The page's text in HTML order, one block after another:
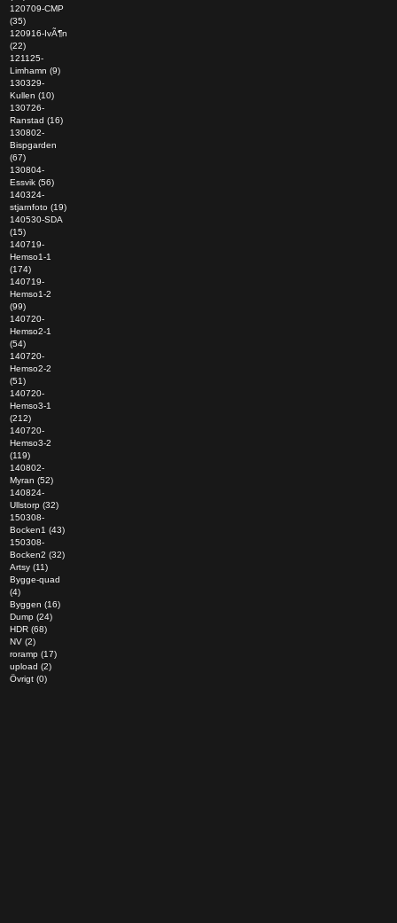
120709-CMP
(35)
120916-IvÃ¶n
(22)
121125-
Limhamn (9)
130329-
Kullen (10)
130726-
Ranstad (16)
130802-
Bispgarden
(67)
130804-
Essvik (56)
140324-
stjarnfoto (19)
140530-SDA
(15)
140719-
Hemso1-1
(174)
140719-
Hemso1-2
(99)
140720-
Hemso2-1
(54)
140720-
Hemso2-2
(51)
140720-
Hemso3-1
(212)
140720-
Hemso3-2
(119)
140802-
Myran (52)
140824-
Ullstorp (32)
150308-
Bocken1 (43)
150308-
Bocken2 (32)
Artsy (11)
Bygge-quad
(4)
Byggen (16)
Dump (24)
HDR (68)
NV (2)
roramp (17)
upload (2)
Övrigt (0)